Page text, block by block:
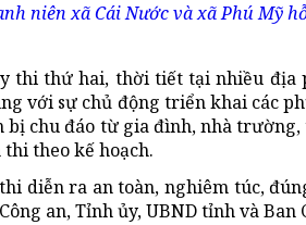
niên xã Cái Nước và xã Phú Mỹ
thi thứ hai, thời tiết tại nhiều
với sự chủ động triển khai các
bị chu đáo từ gia đình, nhà
theo kế hoạch.
diễn ra an toàn, nghiêm túc,
an, Tỉnh ủy, UBND tỉnh và